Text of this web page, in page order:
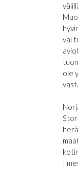
vai
ole